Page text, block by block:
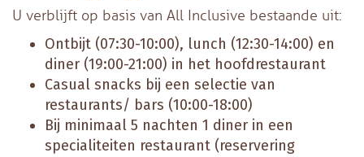
U verblijft op basis van All Inclusive bestaande uit:
Ontbijt (07:30-10:00), lunch (12:30-14:00) en
diner (19:00-21:00) in het hoofdrestaurant
Casual snacks bij een selectie van
restaurants/ bars (10:00-18:00)
Bij minimaal 5 nachten 1 diner in een
specialiteiten restaurant (reservering